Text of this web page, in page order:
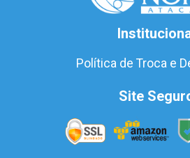
Política de Troca e
Site